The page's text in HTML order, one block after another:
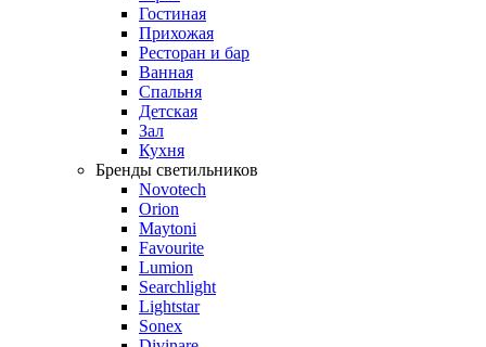
Гостиная
Прихожая
Ресторан и бар
Ванная
Спальня
Детская
Зал
Кухня
Бренды светильников
Novotech
Orion
Maytoni
Favourite
Lumion
Searchlight
Lightstar
Sonex